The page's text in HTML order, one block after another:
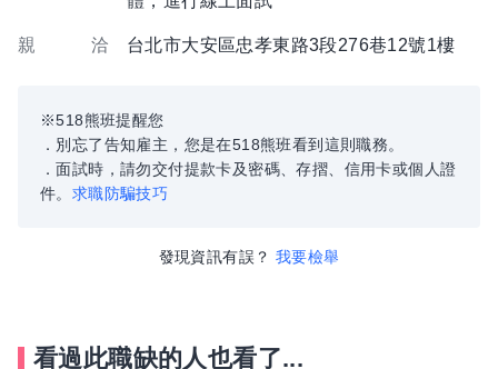
親 洽 台北市大安區忠孝東路3段276巷12號1樓
※518熊班提醒您
．別忘了告知雇主，您是在518熊班看到這則職務。
．面試時，請勿交付提款卡及密碼、存摺、信用卡或個人證
件。 求職防騙技巧
發現資訊有誤？ 我要檢舉
看過此職缺的人也看了...